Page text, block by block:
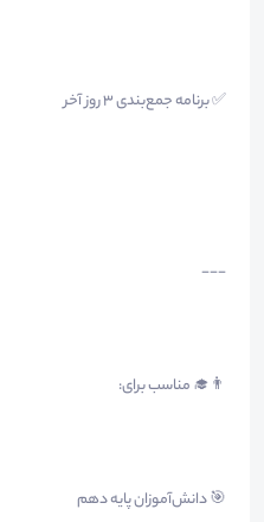
✅ برنامه جمع‌بندی ۳ روز آخر
---
👨‍🎓 مناسب برای:
🎯 دانش‌آموزان پایه دهم